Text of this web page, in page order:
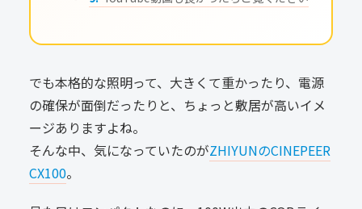
でも本格的な照明って、大きくて重かったり、電源
の確保が面倒だったりと、ちょっと敷居が高いイメ
ージありますよね。
そんな中、気になっていたのがZHIYUNのCINEPEER
CX100。